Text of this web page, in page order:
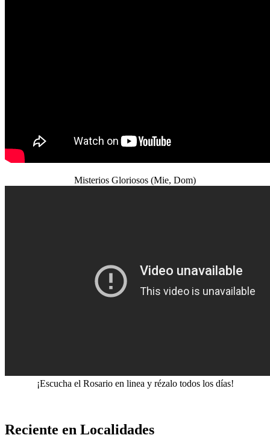
Misterios Gloriosos (Mie, Dom)
¡Escucha el Rosario en linea y rézalo todos los días!
Reciente en Localidades